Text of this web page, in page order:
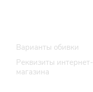
Варианты обивки
Реквизиты интернет-
магазина